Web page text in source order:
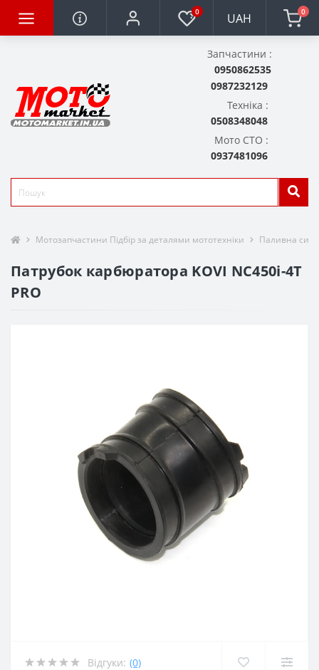
0 UAH 0
Запчастини :
0950862535
0987232129
Техніка :
0508348048
Мото СТО :
0937481096
Мотозапчастини Підбір за деталями мототехніки Паливна
Патрубок карбюратора KOVI NC450i-4Т
PRO
Відгуки: (0)